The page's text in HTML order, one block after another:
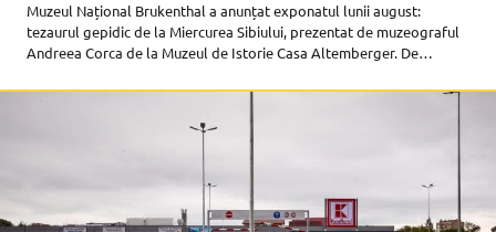
Muzeul Național Brukenthal a anunțat exponatul lunii august:
tezaurul gepidic de la Miercurea Sibiului, prezentat de muzeograful
Andreea Corca de la Muzeul de Istorie Casa Altemberger. De
tezaur în interiorul